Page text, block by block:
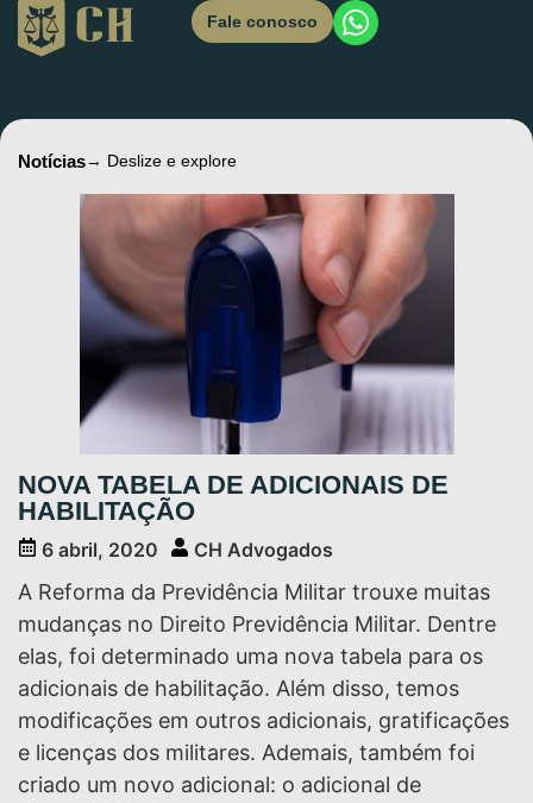
Fale conosco
Notícias→ Deslize e explore
NOVA TABELA DE ADICIONAIS DE
HABILITAÇÃO
6 abril, 2020 CH Advogados
A Reforma da Previdência Militar trouxe muitas
mudanças no Direito Previdência Militar. Dentre
elas, foi determinado uma nova tabela para os
adicionais de habilitação. Além disso, temos
modificações em outros adicionais, gratificações
e licenças dos militares. Ademais, também foi
criado um novo adicional: o adicional de